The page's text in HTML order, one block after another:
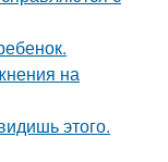
на
этого.